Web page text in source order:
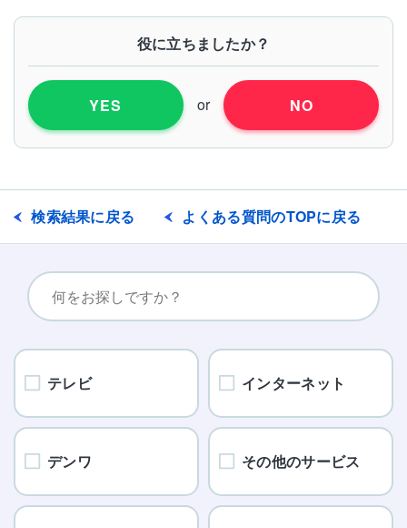
役に立ちましたか？
YES or NO
検索結果に戻る よくある質問のTOPに戻る
テレビ インターネット
デンワ その他のサービス